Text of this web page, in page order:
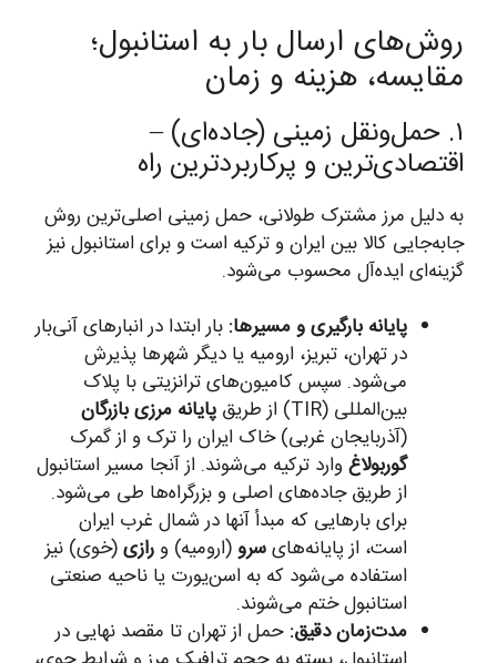
روش‌های ارسال بار به استانبول؛
مقایسه، هزینه و زمان
۱. حمل‌ونقل زمینی (جاده‌ای) –
اقتصادی‌ترین و پرکاربردترین راه
به دلیل مرز مشترک طولانی، حمل زمینی اصلی‌ترین روش
جابه‌جایی کالا بین ایران و ترکیه است و برای استانبول نیز
گزینه‌ای ایده‌آل محسوب می‌شود.
پایانه بارگیری و مسیرها: بار ابتدا در انبارهای آنی‌بار
در تهران، تبریز، ارومیه یا دیگر شهرها پذیرش
می‌شود. سپس کامیون‌های ترانزیتی با پلاک
بین‌المللی (TIR) از طریق
پایانه مرزی بازرگان
(آذربایجان غربی) خاک ایران را ترک و از گمرک
گوربولاغوارد ترکیه می‌شوند. از آنجا مسیر استانبول
از طریق جاده‌های اصلی و بزرگراه‌ها طی می‌شود.
برای بارهایی که مبدأ آنها در شمال غرب ایران
است، از پایانه‌هایسرو(ارومیه) ورازی(خوی) نیز
استفاده می‌شود که به اسن‌یورت یا ناحیه صنعتی
استانبول ختم می‌شوند.
مدت‌زمان دقیق: حمل از تهران تا مقصد نهایی در